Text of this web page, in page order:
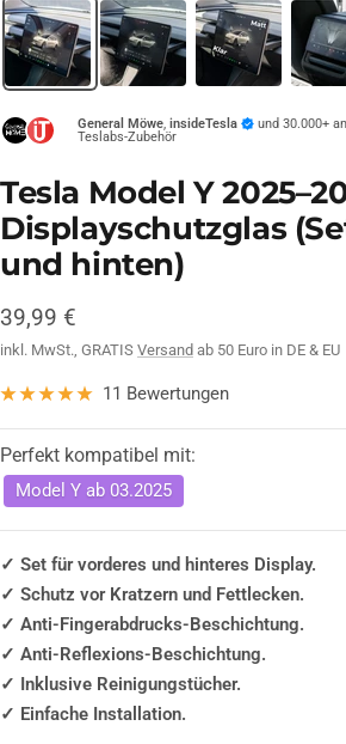
General Möwe, insideTesla
und 30.000+
Teslabs-Zubehör
Tesla Model Y
Displayschutzglas
und hinten)
Angebotspreis
39,99 €
inkl. MwSt., GRATIS Versand ab 50 Euro in DE & EU
11 Bewertungen
Perfekt kompatibel mit:
Model Y ab 03.2025
✓ Set für vorderes und hinteres Display.
✓ Schutz vor Kratzern und Fettlecken.
✓ Anti-Fingerabdrucks-Beschichtung.
✓ Anti-Reflexions-Beschichtung.
✓ Inklusive Reinigungstücher.
✓ Einfache Installation.